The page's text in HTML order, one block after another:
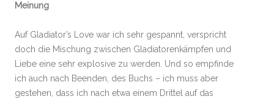
Meinung
Auf Gladiator’s Love war ich sehr gespannt, verspricht
doch die Mischung zwischen Gladiatorenkämpfen und
Liebe eine sehr explosive zu werden. Und so empfinde
ich auch nach Beenden, des Buchs – ich muss aber
gestehen, dass ich nach etwa einem Drittel auf das